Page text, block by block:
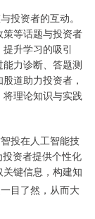
投资者的互动。
等话题与投资者
升学习的吸引
力诊断、答题测
道助力投资者，
理论知识与实践
投在人工智能技
资者提供个性化
键信息，构建知
目了然，从而大